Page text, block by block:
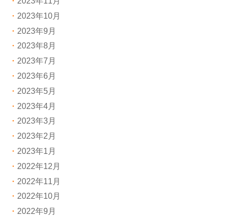
2023年10月
2023年9月
2023年8月
2023年7月
2023年6月
2023年5月
2023年4月
2023年3月
2023年2月
2023年1月
2022年12月
2022年11月
2022年10月
2022年9月